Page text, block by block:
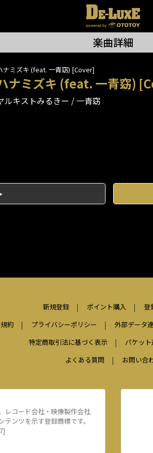
楽曲詳細
ナミズキ (feat. 一青窈) [Cover]
ナミズキ (feat. 一青窈)
ルキストみるきー
一青窈
新規登録 ポイント購入
登
約
プライバシーポリシー
外部データ
特定商取引法に基づく表示
パケッ
よくある質問
お問い合
レコード会社・映像製作会社
テンツを示す登録商標です。